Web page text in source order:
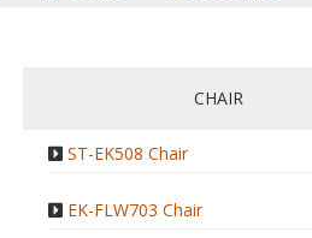
CHAIR
ST-EK508 Chair
EK-FLW703 Chair